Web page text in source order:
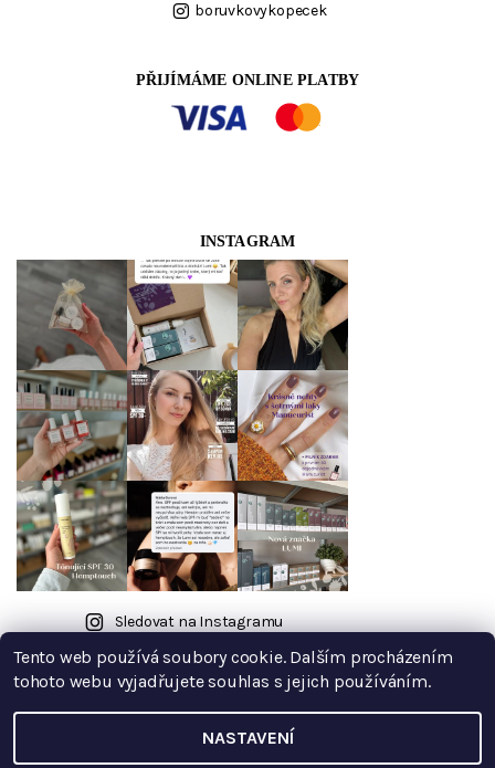
boruvkovykopecek
PŘIJÍMÁME ONLINE PLATBY
INSTAGRAM
Sledovat na Instagramu
2026 © Borůvkový kopeček, všechna práva vyhrazena
nastavení cookies
Tento web používá soubory cookie. Dalším procházením
tohoto webu vyjadřujete souhlas s jejich používáním.
NASTAVENÍ